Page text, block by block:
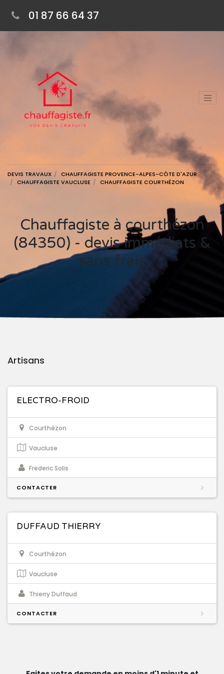
01 87 66 64 37
DEVIS TRAVAUX
CHAUFFAGISTE PROVENCE-ALPES-CÔTE D'AZUR
CHAUFFAGISTE VAUCLUSE
CHAUFFAGISTE COURTHÉZON
Chauffagiste à courthézon
(84350) - devis immédiats &
sans frais
Artisans
ELECTRO-FROID
Courthézon
Vaucluse
Frederic Solis
CONTACTER
DUFFAUD THIERRY
Courthézon
Vaucluse
Thierry Duffaud
CONTACTER